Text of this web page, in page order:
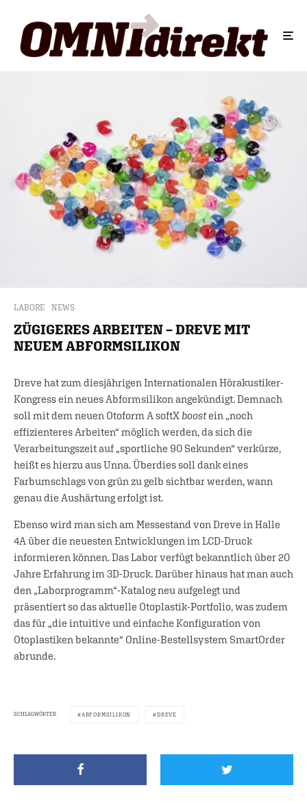
LABORE NEWS
ZÜGIGERES ARBEITEN – DREVE MIT
NEUEM ABFORMSILIKON
Dreve hat zum diesjährigen Internationalen Hörakustiker-
Kongress ein neues Abformsilikon angekündigt. Demnach
soll mit dem neuen Otoform A softX boostein „noch
effizienteres Arbeiten“ möglich werden, da sich die
Verarbeitungszeit auf „sportliche 90 Sekunden“ verkürze,
heißt es hierzu aus Unna. Überdies soll dank eines
Farbumschlags von grün zu gelb sichtbar werden, wann
genau die Aushärtung erfolgt ist.
Ebenso wird man sich am Messestand von Dreve in Halle
4A über die neuesten Entwicklungen im LCD-Druck
informieren können. Das Labor verfügt bekanntlich über 20
Jahre Erfahrung im 3D-Druck. Darüber hinaus hat man auch
den „Laborprogramm“-Katalog neu aufgelegt und
präsentiert so das aktuelle Otoplastik-Portfolio, was zudem
das für „die intuitive und einfache Konfiguration von
Otoplastiken bekannte“ Online-Bestellsystem SmartOrder
abrunde.
SCHLAGWÖRTER ABFORMSILIKON DREVE